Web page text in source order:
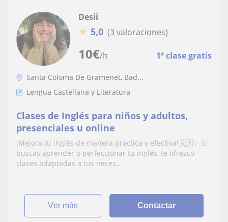
10€/h 1ª clase gratis
Desii
★ 5,0 (3 valoraciones)
Santa Coloma De Gramenet, Bad...
Lengua Castellana y Literatura
Clases de Inglés para niños y adultos,
presenciales u online
¡Mejora tu inglés de manera práctica y efectiva!🇬🇧✨ Si
buscas aprender o perfeccionar tu inglés, te ofrezco
clases adaptadas a tus neces...
ver más Contactar